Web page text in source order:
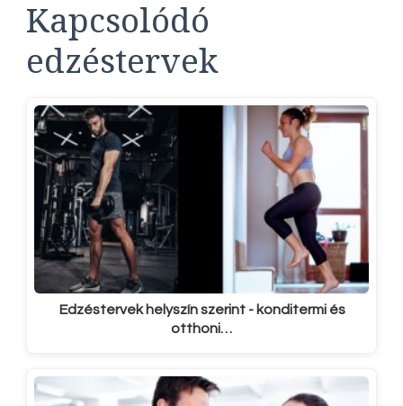
Kapcsolódó
edzéstervek
Edzéstervek helyszín szerint - konditermi és
otthoni…